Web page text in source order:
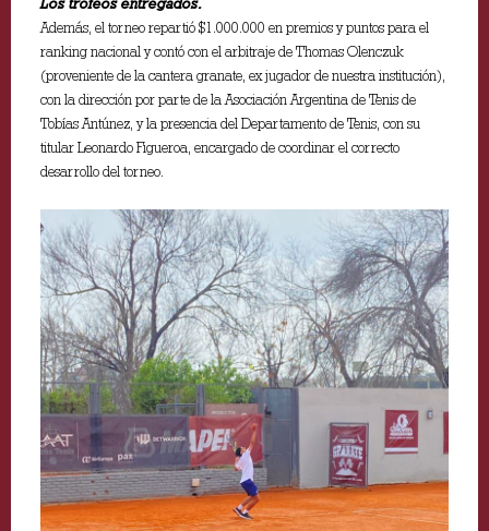
Además, el torneo repartió $1.000.000 en premios y puntos para el
ranking nacional y contó con el arbitraje de Thomas Olenczuk
(proveniente de la cantera granate, ex jugador de nuestra institución),
con la dirección por parte de la Asociación Argentina de Tenis de
Tobías Antúnez, y la presencia del Departamento de Tenis, con su
titular Leonardo Figueroa, encargado de coordinar el correcto
desarrollo del torneo.